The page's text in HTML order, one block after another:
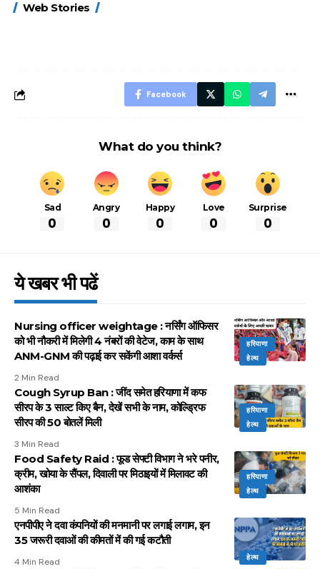
Web Stories
FASTag के ये नए
Facebook
What do you think?
Sad
0
Angry
0
Happy
0
Love
0
Surprise
0
ये खबर भी पढें
हरियाणा
हेल्थ
Nursing officer weightage : नर्सिंग ऑफिसर
को भी नौकरी में मिलेगी 4 नंबरों की वेटेज, काम के साथ
ANM-GNM की पढ़ाई कर सकेंगी आशा वर्कर्स
2 Min Read
हरियाणा
हेल्थ
Cough Syrup Ban : जींद समेत हरियाणा में कफ
सीरप के 3 साल्ट किए बैन, देखें सभी के नाम, कोल्ड्रिफ
सीरप की 50 बोतलें मिली
3 Min Read
हरियाणा
हेल्थ
Food Safety Raid : फूड सेफ्टी विभाग ने भरे पनीर,
क्रीम, खोया के सैंपल, दिवाली पर मिठाइयों में मिलावट की
आशंका
5 Min Read
हेल्थ
एनपीपीए ने दवा कंपनियों की मनमानी पर लगाई लगाम, इन
35 जरूरी दवाओं की कीमतों में की गई कटौती
4 Min Read